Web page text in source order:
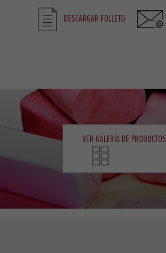
DESCARGAR FOLLETO
VER GALERÍA DE PRODUCTOS